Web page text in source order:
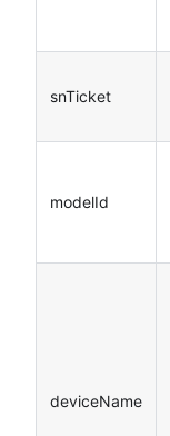
snTicket
modelId
deviceName